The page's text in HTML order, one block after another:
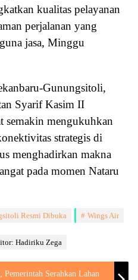
kualitas pelayanan
perjalanan yang
jasa, Minggu
Gunungsitoli,
Syarif Kasim II
semakin mengukuhkan
strategis di
menghadirkan makna
pada momen Nataru
Resmi Dibuka Wings Air
Hadiriku Zega
Serahkan Lahan